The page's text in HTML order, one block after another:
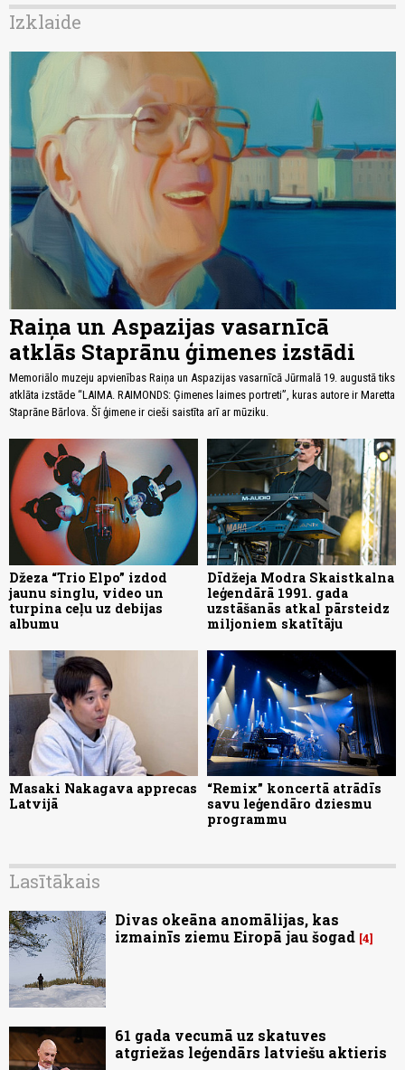
Izklaide
Raiņa un Aspazijas vasarnīcā
atklās Staprānu ģimenes izstādi
Memoriālo muzeju apvienības Raiņa un Aspazijas vasarnīcā Jūrmalā 19. augustā tiks
atklāta izstāde “LAIMA. RAIMONDS: Ģimenes laimes portreti”, kuras autore ir Maretta
Staprāne Bārlova. Šī ģimene ir cieši saistīta arī ar mūziku.
Džeza “Trio Elpo” izdod
jaunu singlu, video un
turpina ceļu uz debijas
albumu
Dīdžeja Modra Skaistkalna
leģendārā 1991. gada
uzstāšanās atkal pārsteidz
miljoniem skatītāju
Masaki Nakagava apprecas
Latvijā
“Remix” koncertā atrādīs
savu leģendāro dziesmu
programmu
Lasītākais
Divas okeāna anomālijas, kas
izmainīs ziemu Eiropā jau šogad 4
61 gada vecumā uz skatuves
atgriežas leģendārs latviešu aktieris